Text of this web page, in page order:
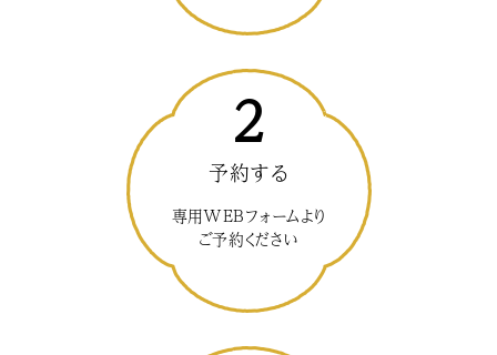
2
予約する
専用WEBフォームより
ご予約ください